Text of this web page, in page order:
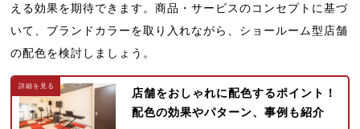
える効果を期待できます。商品・サービスのコンセプトに基づ
いて、ブランドカラーを取り入れながら、ショールーム型店舗
の配色を検討しましょう。
店舗をおしゃれに配色するポイント！
配色の効果やパターン、事例も紹介